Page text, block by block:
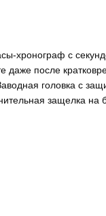
хронограф с
даже после
головка с
защелка на